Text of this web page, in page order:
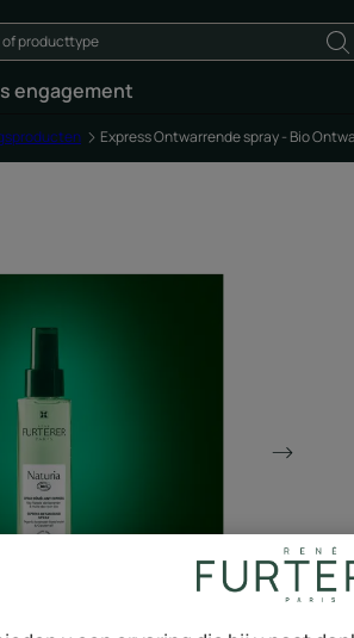
engagement
Express Ontwarrende spray - Bio